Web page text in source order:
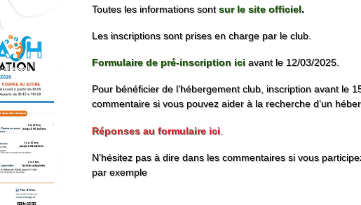
Toutes les informations sontsur le site officiel.
Les inscriptions sont prises en charge par le club.
Formulaire de pré-inscription iciavant le 12/03/2025.
Pour bénéficier de l’hébergement club, inscription avant le
commentaire si vous pouvez aider à la recherche d’un
Réponses au formulaire ici.
N’hésitez pas à dire dans les commentaires si vous
par exemple